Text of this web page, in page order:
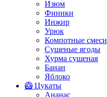
Изюм
Финики
Инжир
Урюк
Компотные смеси
Сушеные ягоды
Хурма сушеная
Банан
Яблоко
🥝 Цукаты
Ананас